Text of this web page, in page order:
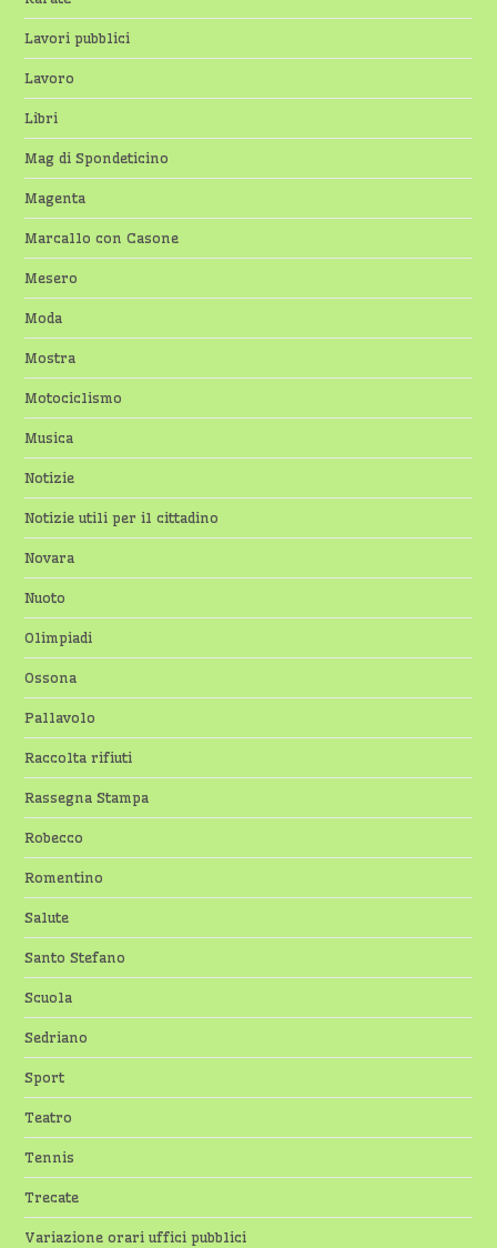
Lavori pubblici
Lavoro
Libri
Mag di Spondeticino
Magenta
Marcallo con Casone
Mesero
Moda
Mostra
Motociclismo
Musica
Notizie
Notizie utili per il cittadino
Novara
Nuoto
Olimpiadi
Ossona
Pallavolo
Raccolta rifiuti
Rassegna Stampa
Robecco
Romentino
Salute
Santo Stefano
Scuola
Sedriano
Sport
Teatro
Tennis
Trecate
Variazione orari uffici pubblici